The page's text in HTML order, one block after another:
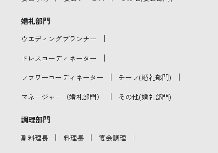
婚礼部門
ウエディングプランナー ｜
ドレスコーディネーター ｜
フラワーコーディネーター ｜ チーフ(婚礼部門) ｜
マネージャー（婚礼部門） ｜ その他(婚礼部門)
調理部門
副料理長 ｜ 料理長 ｜ 宴会調理 ｜